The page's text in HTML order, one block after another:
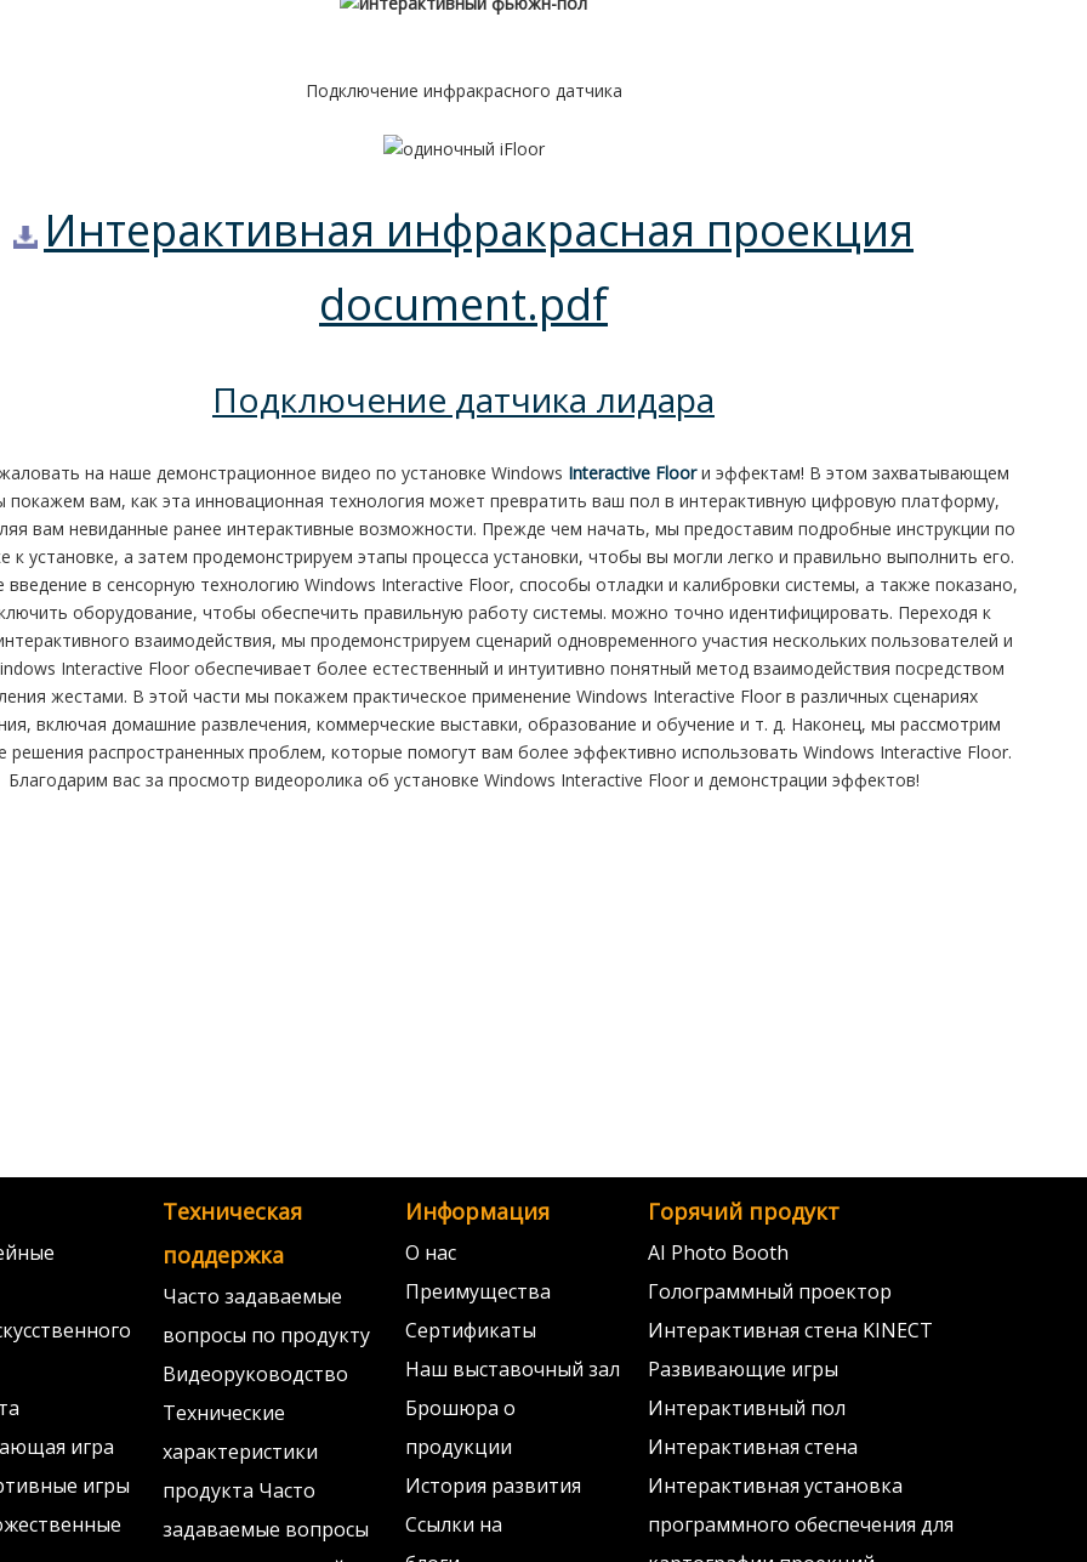
Подключение инфракрасного датчика
Интерактивная инфракрасная проекция
document.pdf
Подключение датчика лидара
на наше демонстрационное видео по установке Windows Interactive Floorи эффектам! В этом захватывающем
покажем вам, как эта инновационная технология может превратить ваш пол в интерактивную цифровую платформу,
вам невиданные ранее интерактивные возможности. Прежде чем начать, мы предоставим подробные инструкции по
к установке, а затем продемонстрируем этапы процесса установки, чтобы вы могли легко и правильно выполнить его.
в сенсорную технологию Windows Interactive Floor, способы отладки и калибровки системы, а также показано,
оборудование, чтобы обеспечить правильную работу системы. можно точно идентифицировать. Переходя к
взаимодействия, мы продемонстрируем сценарий одновременного участия нескольких пользователей и
Interactive Floor обеспечивает более естественный и интуитивно понятный метод взаимодействия посредством
жестами. В этой части мы покажем практическое применение Windows Interactive Floor в различных сценариях
включая домашние развлечения, коммерческие выставки, образование и обучение и т. д. Наконец, мы рассмотрим
решения распространенных проблем, которые помогут вам более эффективно использовать Windows Interactive Floor.
Благодарим вас за просмотр видеоролика об установке Windows Interactive Floor и демонстрации эффектов!
игра
игры
Техническая
поддержка
Часто задаваемые
вопросы по продукту
Видеоруководство
Технические
характеристики
продукта Часто
задаваемые вопросы
Информация
О нас
Преимущества
Сертификаты
Наш выставочный зал
Брошюра о
продукции
История развития
Ссылки на
Горячий продукт
AI Photo Booth
Голограммный проектор
Интерактивная стена KINECT
Развивающие игры
Интерактивный пол
Интерактивная стена
Интерактивная установка
программного обеспечения для